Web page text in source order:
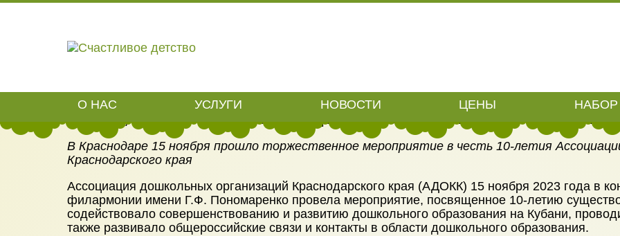
О НАС УСЛУГИ НОВОСТИ ЦЕНЫ НАБОР
АДОКК ОТМЕТИЛА 10-ЛЕТИЕ В
Развитие, будущее и уникальные подходы: АДОКК отметила 10-летие в Филармонии
В Краснодаре 15 ноября прошло торжественное мероприятие в честь 10-летия
Краснодарского края
Ассоциация дошкольных организаций Краснодарского края (АДОКК) 15 ноября 2023 года в
филармонии имени Г.Ф. Пономаренко провела мероприятие, посвященное 10-летию
содействовало совершенствованию и развитию дошкольного образования на Кубани,
также развивало общероссийские связи и контакты в области дошкольного образования.